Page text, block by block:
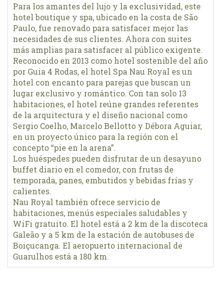
Para los amantes del lujo y la exclusividad, este
hotel boutique y spa, ubicado en la costa de São
Paulo, fue renovado para satisfacer mejor las
necesidades de sus clientes. Ahora con suites
más amplias para satisfacer al público exigente.
Reconocido en 2013 como hotel sostenible del año
por Guia 4 Rodas, el hotel Spa Nau Royal es un
hotel con encanto para parejas que buscan un
lugar exclusivo y romántico. Con tan solo 13
habitaciones, el hotel reúne grandes referentes
de la arquitectura y el diseño nacional como
Sergio Coelho, Marcelo Bellotto y Débora Aguiar,
en un proyecto único para la región con el
concepto “pie en la arena”.
Los huéspedes pueden disfrutar de un desayuno
buffet diario en el comedor, con frutas de
temporada, panes, embutidos y bebidas frías y
calientes.
Nau Royal también ofrece servicio de
habitaciones, menús especiales saludables y
WiFi gratuito. El hotel está a 2 km de la discoteca
Galeão y a 5 km de la estación de autobuses de
Boiçucanga. El aeropuerto internacional de
Guarulhos está a 180 km.